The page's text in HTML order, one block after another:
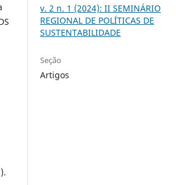
v. 2 n. 1 (2024): II SEMINÁRIO
REGIONAL DE POLÍTICAS DE
SUSTENTABILIDADE
Seção
Artigos